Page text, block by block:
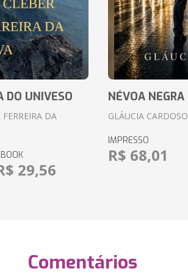
DO UNIVESO
FERREIRA DA
29,56
NÉVOA NEGRA
GLÁUCIA CARDOSO
IMPRESSO
R$ 68,01
Comentários